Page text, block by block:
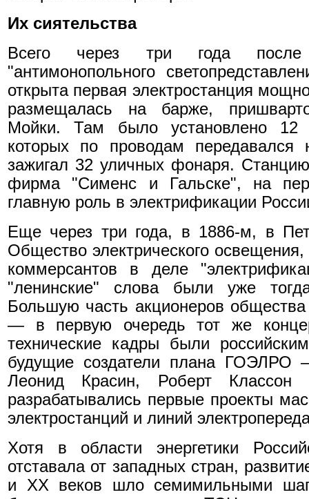
Их сиятельства
Всего через три года после
"антимонопольного
открыта первая электростанция
размещалась на барже,
Мойки. Там было установлено 12
которых по проводам передавался
зажигал 32 уличных фонаря.
фирма "Сименс и Гальске", на
главную роль в электрификации
Еще через три года, в 1886-м, в
Общество электрического
коммерсантов в деле
"ленинские" слова были уже
Большую часть акционеров
— в первую очередь тот же
технические кадры были
будущие создатели плана ГОЭЛРО
Леонид Красин, Роберт
разрабатывались первые проекты
электростанций и линий
Хотя в области энергетики
отставала от западных стран,
и ХХ веков шло семимильными